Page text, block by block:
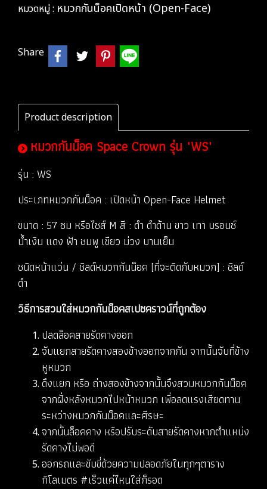
หมวดหมู่ : หมวกกันน็อคเปิดหน้า (Open-Face)
Share
Product description
หมวกกันน็อค Space Crown รุ่น "WS"
รุ่น : WS
ประเภทหมวกกันน็อค : เปิดหน้า Open-Face Helmet
ขนาด : 57 ซม หรือไซส์ M สี : ดำ ดำด้าน ขาว เทา บรอนซ์
น้ำเงิน แดง ฟ้า ชมพู เขียว ม่วง บานเย็น
ชนิดหน้าแว่น / ชิลด์หมวกกันน็อค [ที่จะติดกับหมวก] : ชิลด์
ดำ
วิธีการสวมใส่หมวกกันน็อคสเปซคราวน์ที่ถูกต้อง
ปลดล็อคสายรัดคางออก
จับแยกสายรัดคางสองข้างออกจากกัน จากนั้นจับที่ข้าง
หูหมวก
ดึงแยก หรือ ถ่างสองข้างจากนั้นจึงสวมหมวกกันน็อค
จากฝั่งหลังหมวกไปหน้าหมวก เพื่อลดแรงเสียดทาน
ระหว่างหมวกกันน็อคและศีรษะ
จากนั้นล็อคคาง หรือปรับระดับสายรัดคางหากตำแหน่ง
รัดคางไม่พอดี
ออกรถและขับขี่ด้วยความปลอดภัยในทุกๆตาราง
กิโลเมตร #เร็วแค่ไหนใส่ก็รอด